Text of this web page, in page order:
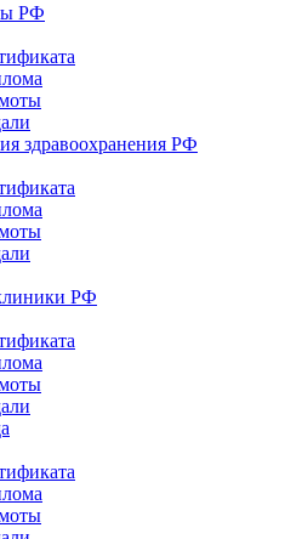
РФ
здравоохранения РФ
РФ